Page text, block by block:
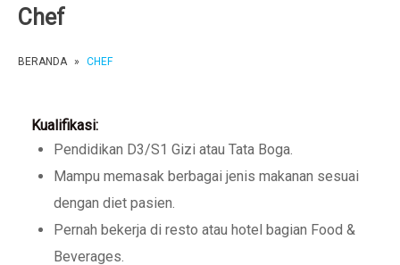
Chef
BERANDA » CHEF
Kualifikasi:
Pendidikan D3/S1 Gizi atau Tata Boga.
Mampu memasak berbagai jenis makanan sesuai
dengan diet pasien.
Pernah bekerja di resto atau hotel bagian Food &
Beverages.